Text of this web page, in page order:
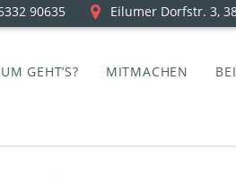
90635 Eilumer Dorfstr. 3,
GEHT’S? MITMACHEN